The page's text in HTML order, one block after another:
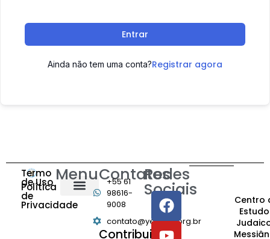
Entrar
Ainda não tem uma conta?Registrar agora
Termo
de Uso
Política
de
Privacidade
MenuContatos
+55 61
98616-
9008
contato@yeshiva.org.br
Contribuição:
Redes
Sociais
Centro